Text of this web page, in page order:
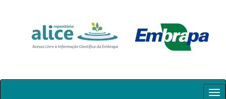
Skip